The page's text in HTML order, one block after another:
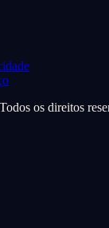
os direitos